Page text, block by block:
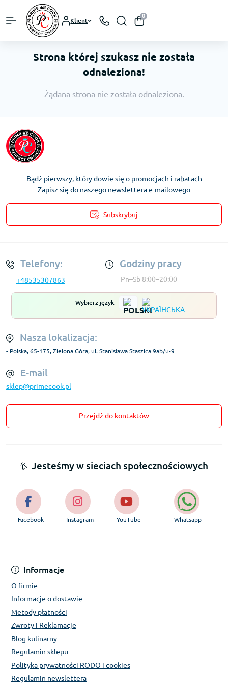
Klient
0
Strona której szukasz nie została
odnaleziona!
Żądana strona nie została odnaleziona.
Bądź pierwszy, który dowie się o promocjach i rabatach
Zapisz się do naszego newslettera e-mailowego
Subskrybuj
Telefony:
+48535307863
Godziny pracy
Pn–Sb 8:00–20:00
Wybierz język
Nasza lokalizacja:
- Polska, 65-175, Zielona Góra, ul. Stanisława Staszica 9ab/u-9
E-mail
sklep@primecook.pl
Przejdź do kontaktów
Informacje
O firmie
Informacje o dostawie
Metody płatności
Zwroty i Reklamacje
Blog kulinarny
Regulamin sklepu
Polityka prywatności RODO i cookies
Regulamin newslettera
Jesteśmy w sieciach społecznościowych
Facebook Instagram YouTube Whatsapp